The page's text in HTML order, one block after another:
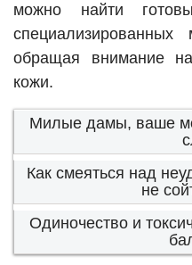
можно найти
специализированных
обращая внимание
кожи.
Милые дамы, ваше
Как смеяться над
не
Одиночество и